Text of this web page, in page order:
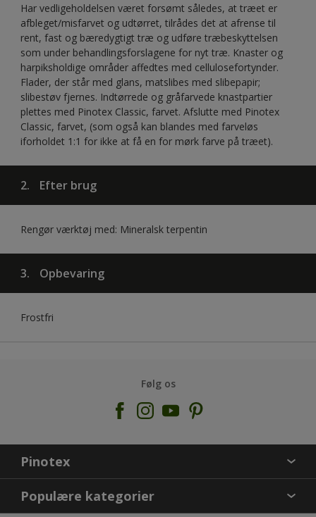
Har vedligeholdelsen været forsømt således, at træet er
afbleget/misfarvet og udtørret, tilrådes det at afrense til
rent, fast og bæredygtigt træ og udføre træbeskyttelsen
som under behandlingsforslagene for nyt træ. Knaster og
harpiksholdige områder affedtes med cellulosefortynder.
Flader, der står med glans, matslibes med slibepapir;
slibestøv fjernes. Indtørrede og gråfarvede knastpartier
plettes med Pinotex Classic, farvet. Afslutte med Pinotex
Classic, farvet, (som også kan blandes med farveløs
iforholdet 1:1 for ikke at få en for mørk farve på træet).
2. Efter brug
Rengør værktøj med: Mineralsk terpentin
3. Opbevaring
Frostfri
Følg os
Pinotex
KONTAKT OS
FIND BUTIK
Populære kategorier